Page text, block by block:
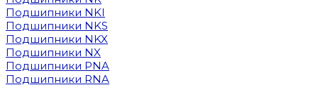
Подшипники NKI
Подшипники NKS
Подшипники NKX
Подшипники NX
Подшипники PNA
Подшипники RNA